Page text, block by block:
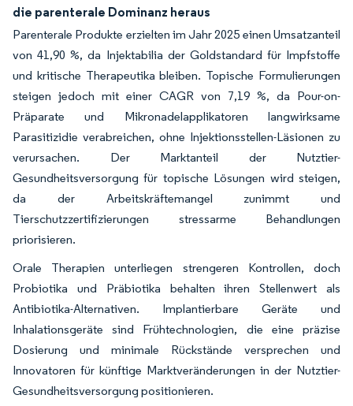
die parenterale Dominanz heraus
Parenterale Produkte erzielten im Jahr 2025 einen Umsatzanteil
von 41,90 %, da Injektabilia der Goldstandard für Impfstoffe
und kritische Therapeutika bleiben. Topische Formulierungen
steigen jedoch mit einer CAGR von 7,19 %, da Pour-on-
Präparate und Mikronadelapplikatoren langwirksame
Parasitizidie verabreichen, ohne Injektionsstellen-Läsionen zu
verursachen. Der Marktanteil der Nutztier-
Gesundheitsversorgung für topische Lösungen wird steigen,
da der Arbeitskräftemangel zunimmt und
Tierschutzzertifizierungen stressarme Behandlungen
priorisieren.
Orale Therapien unterliegen strengeren Kontrollen, doch
Probiotika und Präbiotika behalten ihren Stellenwert als
Antibiotika-Alternativen. Implantierbare Geräte und
Inhalationsgeräte sind Frühtechnologien, die eine präzise
Dosierung und minimale Rückstände versprechen und
Innovatoren für künftige Marktveränderungen in der Nutztier-
Gesundheitsversorgung positionieren.